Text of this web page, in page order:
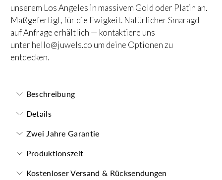
unserem Los Angeles in massivem Gold oder Platin an.
Maßgefertigt, für die Ewigkeit. Natürlicher Smaragd
auf Anfrage erhältlich — kontaktiere uns
unter hello@juwels.co um deine Optionen zu
entdecken.
Beschreibung
Details
Zwei Jahre Garantie
Produktionszeit
Kostenloser Versand & Rücksendungen